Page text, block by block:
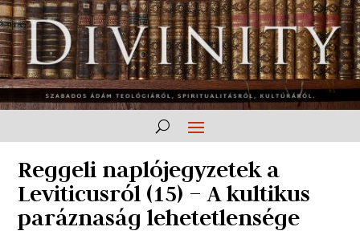
Reggeli naplójegyzetek a
Leviticusról (15) – A kultikus
paráznaság lehetetlensége